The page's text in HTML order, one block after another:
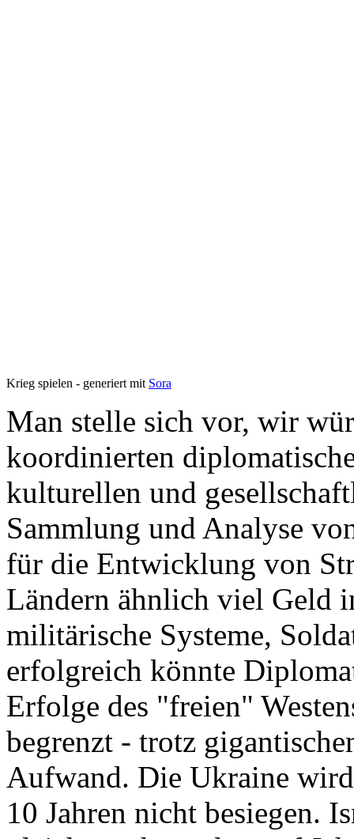
Krieg spielen - generiert mit Sora
Man stelle sich vor, wir
koordinierten
kulturellen und
Sammlung und Analyse
für die Entwicklung von
Ländern ähnlich viel Geld
militärische Systeme,
erfolgreich könnte
Erfolge des "freien"
begrenzt - trotz
Aufwand. Die Ukraine
10 Jahren nicht besiegen.